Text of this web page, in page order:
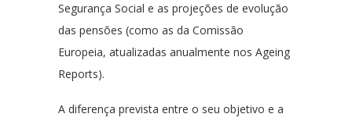
Segurança Social e as projeções de evolução
das pensões (como as da Comissão
Europeia, atualizadas anualmente nos Ageing
Reports).
A diferença prevista entre o seu objetivo e a